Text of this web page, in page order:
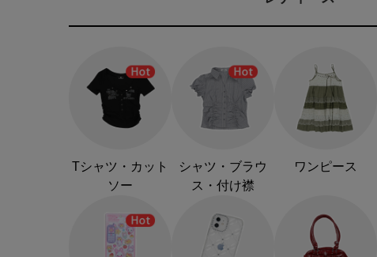
Tシャツ・カット
ソー
シャツ・ブラウ
ス・付け襟
ワンピース